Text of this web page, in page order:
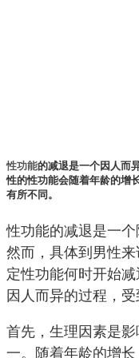
性功能的减退是一个因人而
性的性功能会随着年龄的增
有所不同。
性功能的减退是一个
然而，具体到男性
定性功能何时开始
因人而异的过程，受
首先，生理因素是
一。随着年龄的增